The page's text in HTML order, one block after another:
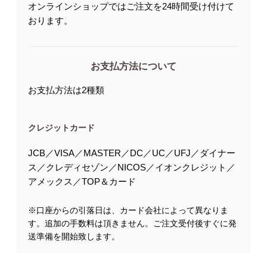
オンラインショップではご注文を24時間受け付けて
おります。
お支払方法について
お支払方法は2種類
クレジットカード
JCB／VISA／MASTER／DC／UC／UFJ／ダイナー
ス／クレディセゾン／NICOS／イオンクレジット／
アメックス／TOP＆カード
※口座からの引落日は、カード会社によって異なりま
す。追加の手数料は頂きません。ご注文受付後すぐに発
送準備を開始致します。